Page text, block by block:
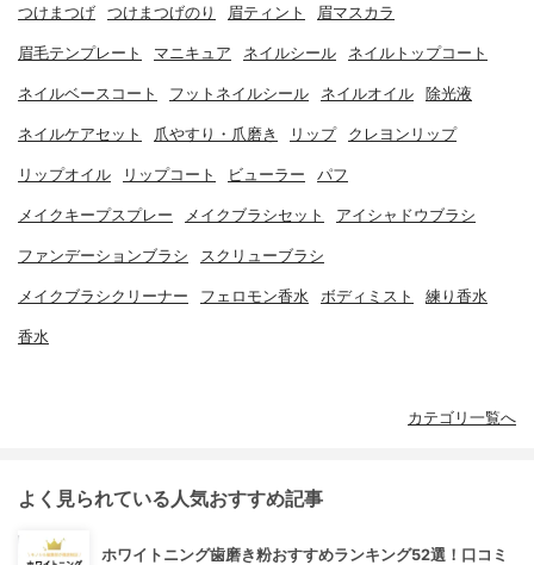
つけまつげ つけまつげのり 眉ティント 眉マスカラ
眉毛テンプレート マニキュア ネイルシール ネイルトップコート
ネイルベースコート フットネイルシール ネイルオイル 除光液
ネイルケアセット 爪やすり・爪磨き リップ クレヨンリップ
リップオイル リップコート ビューラー パフ
メイクキープスプレー メイクブラシセット アイシャドウブラシ
ファンデーションブラシ スクリューブラシ
メイクブラシクリーナー フェロモン香水 ボディミスト 練り香水
香水
カテゴリ一覧へ
よく見られている人気おすすめ記事
ホワイトニング歯磨き粉おすすめランキング52選！口コミ